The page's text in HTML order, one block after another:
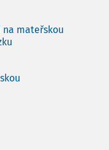
mateřskou